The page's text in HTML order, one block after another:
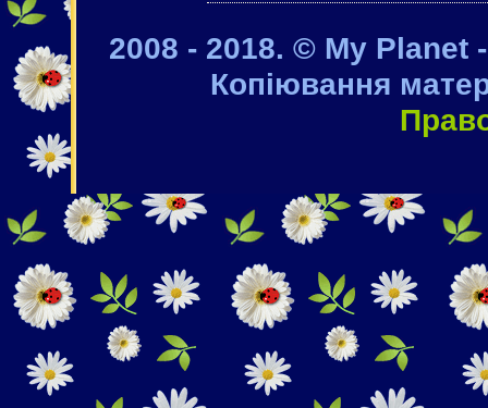
2008 - 2018. © My Planet
Копіювання